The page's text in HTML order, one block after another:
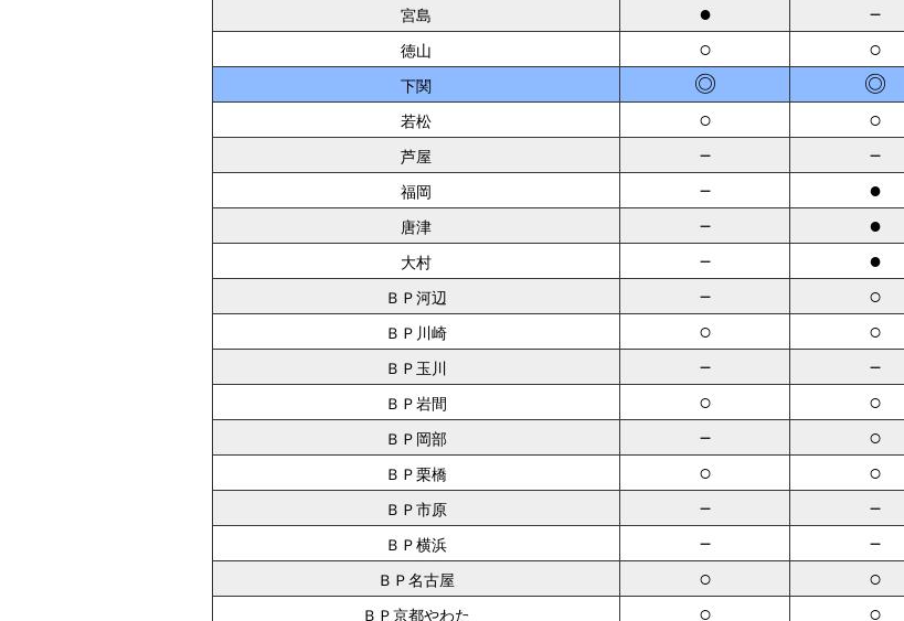
宮島 ● －
徳山 ○ ○
下関 ◎ ◎
若松 ○ ○
芦屋 － －
福岡 － ●
唐津 － ●
大村 － ●
ＢＰ河辺 － ○
ＢＰ川崎 ○ ○
ＢＰ玉川 － －
ＢＰ岩間 ○ ○
ＢＰ岡部 － ○
ＢＰ栗橋 ○ ○
ＢＰ市原 － －
ＢＰ横浜 － －
ＢＰ名古屋 ○ ○
ＢＰ京都やわた ○ ○